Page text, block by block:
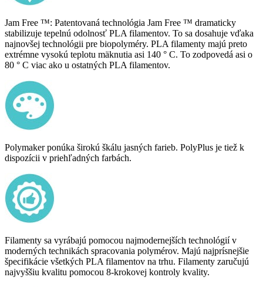
Jam Free ™: Patentovaná technológia Jam Free ™ dramaticky
stabilizuje tepelnú odolnosť PLA filamentov. To sa dosahuje vďaka
najnovšej technológii pre biopolyméry. PLA filamenty majú preto
extrémne vysokú teplotu mäknutia asi 140 ° C. To zodpovedá asi o
80 ° C viac ako u ostatných PLA filamentov.
Polymaker ponúka širokú škálu jasných farieb. PolyPlus je tiež k
dispozícii v priehľadných farbách.
Filamenty sa vyrábajú pomocou najmodernejších technológií v
moderných technikách spracovania polymérov. Majú najprísnejšie
špecifikácie všetkých PLA filamentov na trhu. Filamenty zaručujú
najvyššiu kvalitu pomocou 8-krokovej kontroly kvality.